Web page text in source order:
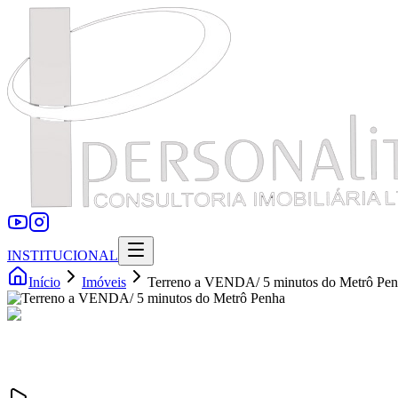
INSTITUCIONAL
Início
Imóveis Terreno a VENDA/ 5 minutos do Metrô